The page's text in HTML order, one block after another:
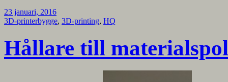
23 januari, 2016
3D-printerbygge, 3D-printing, HQ
Hållare till